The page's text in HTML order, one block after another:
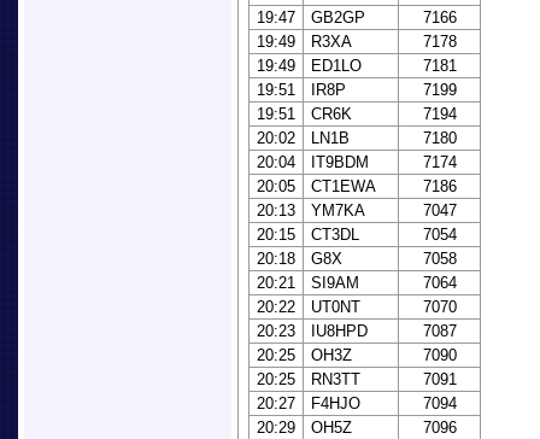
19:47
GB2GP
7166
19:49
R3XA
7178
19:49
ED1LO
7181
19:51
IR8P
7199
19:51
CR6K
7194
20:02
LN1B
7180
20:04
IT9BDM
7174
20:05
CT1EWA
7186
20:13
YM7KA
7047
20:15
CT3DL
7054
20:18
G8X
7058
20:21
SI9AM
7064
20:22
UT0NT
7070
20:23
IU8HPD
7087
20:25
OH3Z
7090
20:25
RN3TT
7091
20:27
F4HJO
7094
20:29
OH5Z
7096